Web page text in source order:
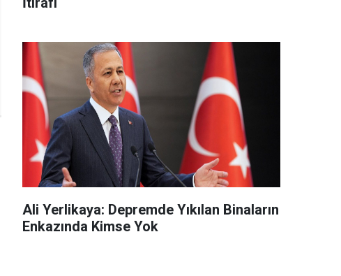
Ali Yerlikaya: Depremde Yıkılan Binaların
Enkazında Kimse Yok